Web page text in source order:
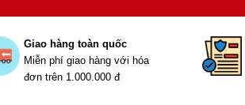
Giao hàng toàn quốc
Miễn phí giao hàng với hóa
đơn trên 1.000.000 đ